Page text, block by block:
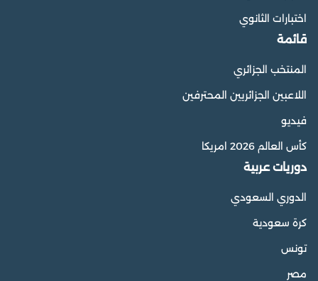
اختبارات الثانوي
قائمة
المنتخب الجزائري
اللاعبين الجزائريين المحترفين
فيديو
كأس العالم 2026 امريكا
دوريات عربية
الدوري السعودي
كرة سعودية
تونس
مصر